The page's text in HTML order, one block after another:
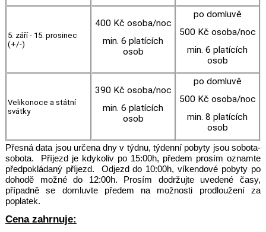
5. září - 15. prosinec
(+/-)
400 Kč osoba/noc
min. 6 platících
osob
po domluvě
500 Kč osoba/noc
min. 6 platících
osob
Velikonoce a státní
svátky
390 Kč osoba/noc
min. 6 platících
osob
po domluvě
500 Kč osoba/noc
min. 8 platících
osob
Přesná data jsou určena dny v týdnu, týdenní pobyty jsou sobota-
sobota. Příjezd je kdykoliv po 15:00h, předem prosím oznamte
předpokládaný příjezd. Odjezd do 10:00h, víkendové pobyty po
dohodě možné do 12:00h. Prosím dodržujte uvedené časy,
případně se domluvte předem na možnosti prodloužení za
poplatek.
Cena zahrnuje: